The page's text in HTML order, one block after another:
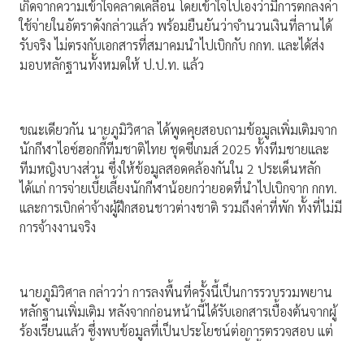
เกิดจากความเข้าใจคลาดเคลื่อน โดยเข้าใจไปเองว่ามีการตกลงค่า
ใช้จ่ายในอัตราดังกล่าวแล้ว พร้อมยืนยันว่าจำนวนเงินที่ลานได้
รับจริง ไม่ตรงกับเอกสารที่สมาคมนำไปเบิกกับ กกท. และได้ส่ง
มอบหลักฐานทั้งหมดให้ ป.ป.ท. แล้ว
ขณะเดียวกัน นายภูมิวิศาล ได้พูดคุยสอบถามข้อมูลเพิ่มเติมจาก
นักกีฬาไอซ์ฮอกกี้ทีมชาติไทย ชุดซีเกมส์ 2025 ทั้งทีมชายและ
ทีมหญิงบางส่วน ซึ่งให้ข้อมูลสอดคล้องกันใน 2 ประเด็นหลัก
ได้แก่ การจ่ายเบี้ยเลี้ยงนักกีฬาน้อยกว่ายอดที่นำไปเบิกจาก กกท.
และการเบิกค่าจ้างผู้ฝึกสอนชาวต่างชาติ รวมถึงค่าที่พัก ทั้งที่ไม่มี
การจ้างงานจริง
นายภูมิวิศาล กล่าวว่า การลงพื้นที่ครั้งนี้เป็นการรวบรวมพยาน
หลักฐานเพิ่มเติม หลังจากก่อนหน้านี้ได้รับเอกสารเบื้องต้นจากผู้
ร้องเรียนแล้ว ซึ่งพบข้อมูลที่เป็นประโยชน์ต่อการตรวจสอบ แต่